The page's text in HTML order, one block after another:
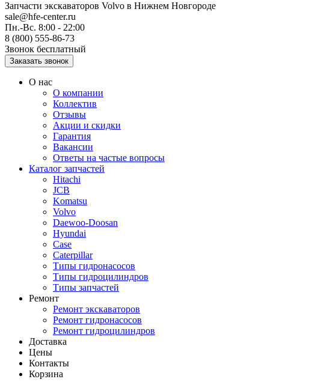
Запчасти экскаваторов Volvo в Нижнем Новгороде
sale@hfe-center.ru
Пн.-Вс. 8:00 - 22:00
8 (800) 555-86-73
Звонок бесплатный
О нас
О компании
Коллектив
Отзывы
Акции и скидки
Гарантия
Вакансии
Ответы на частые вопросы
Каталог запчастей
Hitachi
JCB
Komatsu
Volvo
Daewoo-Doosan
Hyundai
Case
Caterpillar
Типы гидронасосов
Типы гидроцилиндров
Типы запчастей
Ремонт
Ремонт экскаваторов
Ремонт гидронасосов
Ремонт гидроцилиндров
Доставка
Цены
Контакты
Корзина